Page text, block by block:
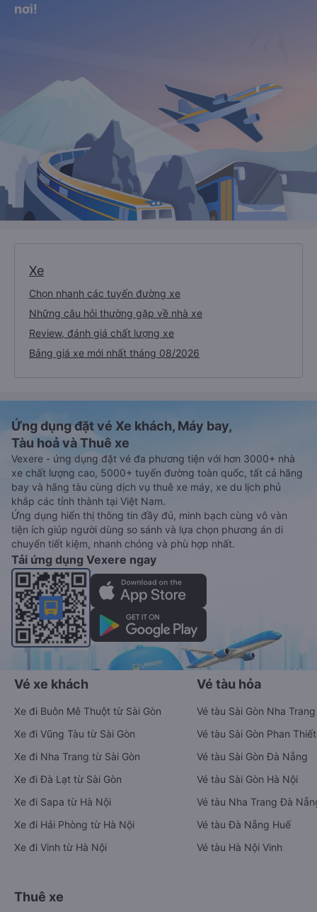
nơi!
Xe
Chọn nhanh các tuyến đường xe
Những câu hỏi thường gặp về nhà xe
Review, đánh giá chất lượng xe
Bảng giá xe mới nhất tháng 08/2026
Ứng dụng đặt vé Xe khách, Máy bay,
Tàu hoả và Thuê xe
Vexere - ứng dụng đặt vé đa phương tiện với hơn 3000+ nhà
xe chất lượng cao, 5000+ tuyến đường toàn quốc, tất cả hãng
bay và hãng tàu cùng dịch vụ thuê xe máy, xe du lịch phủ
khắp các tỉnh thành tại Việt Nam.
Ứng dụng hiển thị thông tin đầy đủ, minh bạch cùng vô vàn
tiện ích giúp người dùng so sánh và lựa chọn phương án di
chuyển tiết kiệm, nhanh chóng và phù hợp nhất.
Tải ứng dụng Vexere ngay
Vé xe khách
Xe đi Buôn Mê Thuột từ Sài Gòn
Xe đi Vũng Tàu từ Sài Gòn
Xe đi Nha Trang từ Sài Gòn
Xe đi Đà Lạt từ Sài Gòn
Xe đi Sapa từ Hà Nội
Xe đi Hải Phòng từ Hà Nội
Xe đi Vinh từ Hà Nội
Vé tàu hỏa
Vé tàu Sài Gòn Nha Trang
Vé tàu Sài Gòn Phan Thiết
Vé tàu Sài Gòn Đà Nẵng
Vé tàu Sài Gòn Hà Nội
Vé tàu Nha Trang Đà
Vé tàu Đà Nẵng Huế
Vé tàu Hà Nội Vinh
Thuê xe